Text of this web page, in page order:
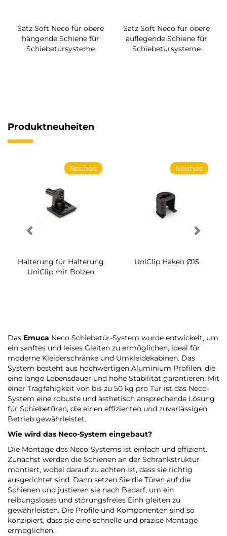
Satz Soft Neco für obere
hängende Schiene für
Schiebetürsysteme
Satz Soft Neco für obere
auflegende Schiene für
Schiebetürsysteme
Produktneuheiten
Neuheit
Halterung für Halterung
UniClip mit Bolzen
Neuheit
UniClip Haken Ø15
Das Emuca Neco Schiebetür-System wurde entwickelt, um
ein sanftes und leises Gleiten zu ermöglichen, ideal für
moderne Kleiderschränke und Umkleidekabinen. Das
System besteht aus hochwertigen Aluminium Profilen, die
eine lange Lebensdauer und hohe Stabilität garantieren. Mit
einer Tragfähigkeit von bis zu 50 kg pro Tür ist das Neco-
System eine robuste und ästhetisch ansprechende Lösung
für Schiebetüren, die einen effizienten und zuverlässigen
Betrieb gewährleistet.
Wie wird das Neco-System eingebaut?
Die Montage des Neco-Systems ist einfach und effizient.
Zunächst werden die Schienen an der Schrankstruktur
montiert, wobei darauf zu achten ist, dass sie richtig
ausgerichtet sind. Dann setzen Sie die Türen auf die
Schienen und justieren sie nach Bedarf, um ein
reibungsloses und störungsfreies Einh gleiten zu
gewährleisten. Die Profile und Komponenten sind so
konzipiert, dass sie eine schnelle und präzise Montage
ermöglichen.